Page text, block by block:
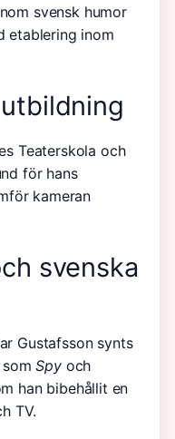
svensk humor
etablering inom
Teaterskola och
för hans
kameran
svenska
Gustafsson synts
somSpyoch
han bibehållit en
TV.